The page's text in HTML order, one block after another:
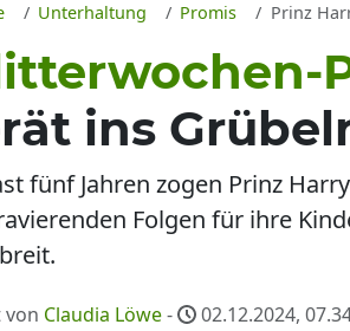
Unterhaltung Promis Prinz
ins
fünf Jahren zogen Prinz
Folgen für ihre
von Claudia Löwe- 02.12.2024,